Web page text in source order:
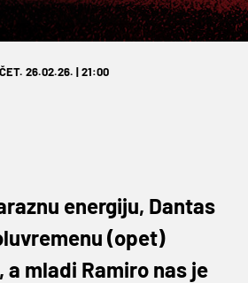
26.02.26. | 21:00
energiju, Dantas
(opet)
a mladi Ramiro nas je